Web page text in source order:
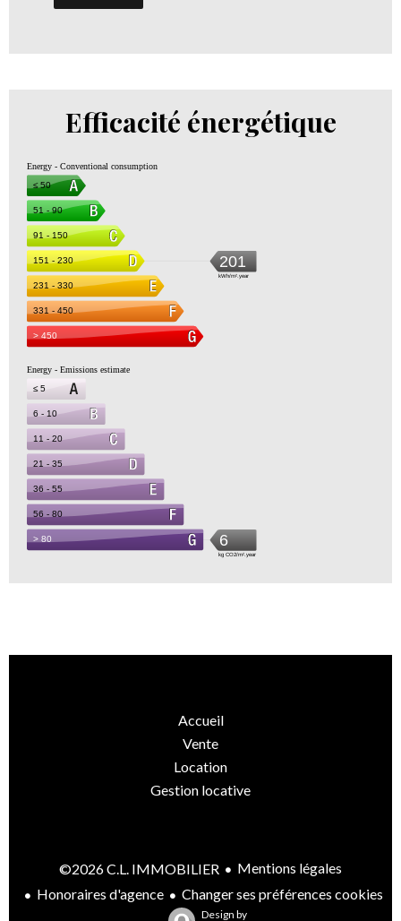
Efficacité énergétique
Accueil
Vente
Location
Gestion locative
©2026 C.L. IMMOBILIER
Mentions légales
Honoraires d'agence
Changer ses préférences cookies
Design by